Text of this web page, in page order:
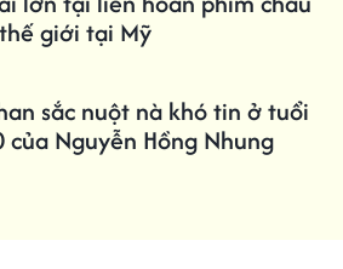
giới tại Mỹ
sắc nuột nà khó tin ở tuổi
của Nguyễn Hồng Nhung